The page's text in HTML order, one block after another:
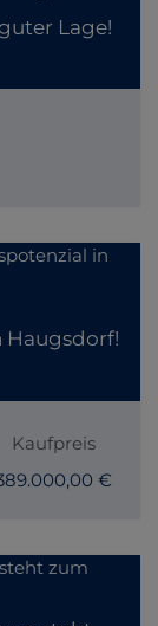
Lage!
Kaufpreis
€